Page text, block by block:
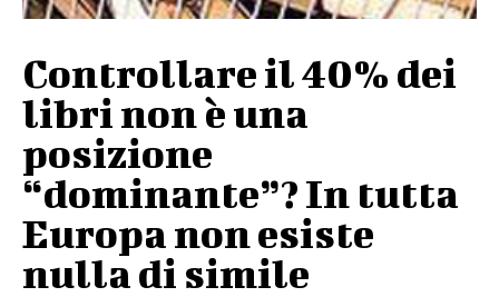
Controllare il 40% dei
libri non è una
posizione
“dominante”? In tutta
Europa non esiste
nulla di simile